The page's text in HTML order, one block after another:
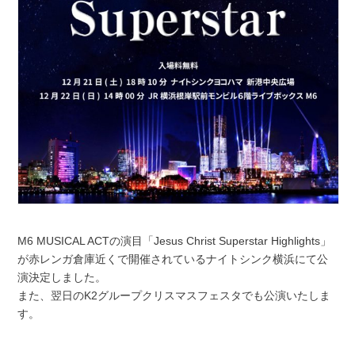
M6 MUSICAL ACTの演目「Jesus Christ Superstar Highlights」
が赤レンガ倉庫近くで開催されているナイトシンク横浜にて公
演決定しました。
また、翌日のK2グループクリスマスフェスタでも公演いたしま
す。